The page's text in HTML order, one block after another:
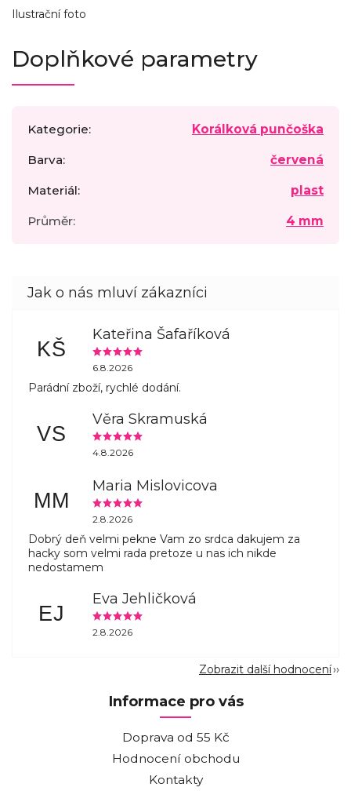
Ilustrační foto
Doplňkové parametry
Kategorie: Korálková punčoška
Barva: červená
Materiál: plast
Průměr: 4 mm
KŠ
Kateřina Šafaříková
6.8.2026
Parádní zboží, rychlé dodání.
VS
Věra Skramuská
4.8.2026
MM
Maria Mislovicova
2.8.2026
Dobrý deň velmi pekne Vam zo srdca dakujem za
hacky som velmi rada pretoze u nas ich nikde
nedostamem
EJ
Eva Jehličková
2.8.2026
Zobrazit další hodnocení
Informace pro vás
Doprava od 55 Kč
Hodnocení obchodu
Kontakty